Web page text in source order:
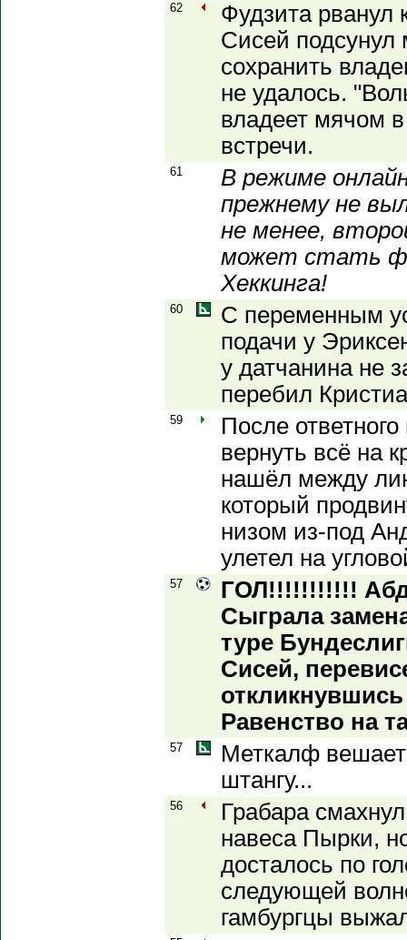
62
Фудзита рванул
Сисей подсунул
сохранить
не удалось.
владеет мячом
встречи.
61
В режиме
прежнему не
не менее,
может стать
Хеккинга!
60
С переменным
подачи у
у датчанина не
перебил
59
После
вернуть всё на
нашёл между
который
низом из-под
улетел на
57
ГОЛ!!!!!!!!!!!
Сыграла
туре
Сисей,
Равенство на
57
Меткалф
штангу...
56
Грабара
навеса Пырки,
досталось по
следующей
гамбургцы